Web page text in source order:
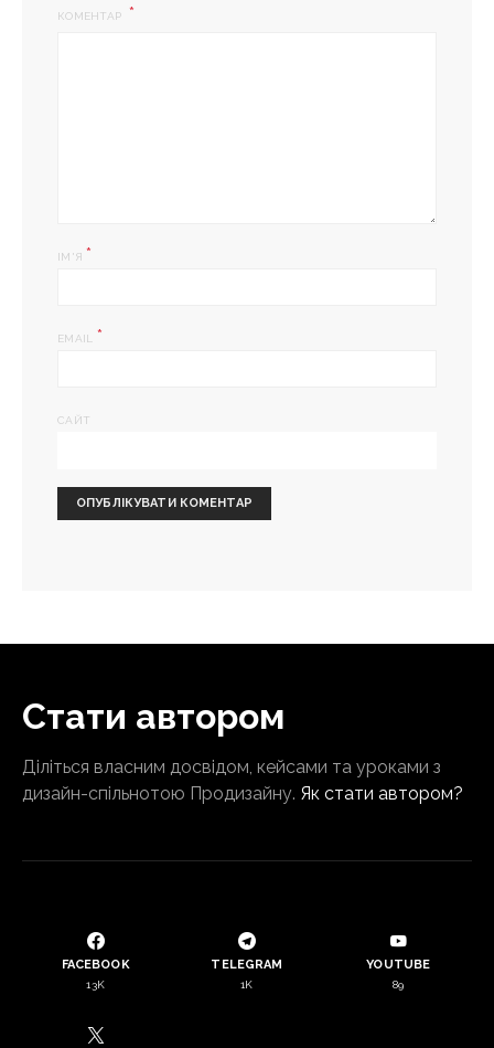
КОМЕНТАР
ІМ'Я *
EMAIL *
САЙТ
Стати автором
Діліться власним досвідом, кейсами та уроками з
дизайн-спільнотою Продизайну. Як стати автором?
FACEBOOK
13K
TELEGRAM
1K
YOUTUBE
89